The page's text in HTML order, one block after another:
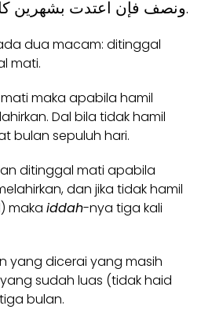
ونصف فإن اعتدت بشهرين كان أولى.
dua macam: ditinggal
mati.
maka apabila hamil
Dal bila tidak hamil
bulan sepuluh hari.
ditinggal mati apabila
dan jika tidak hamil
maka iddah-nya tiga kali
yang dicerai yang masih
sudah luas (tidak haid
bulan.